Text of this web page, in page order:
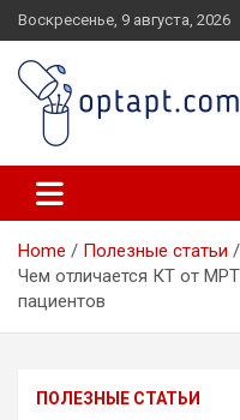
Skip
to
content
Воскресенье, 9 августа, 2026
Home
Полезные статьи
Чем отличается КТ от
пациентов
ПОЛЕЗНЫЕ СТАТЬИ